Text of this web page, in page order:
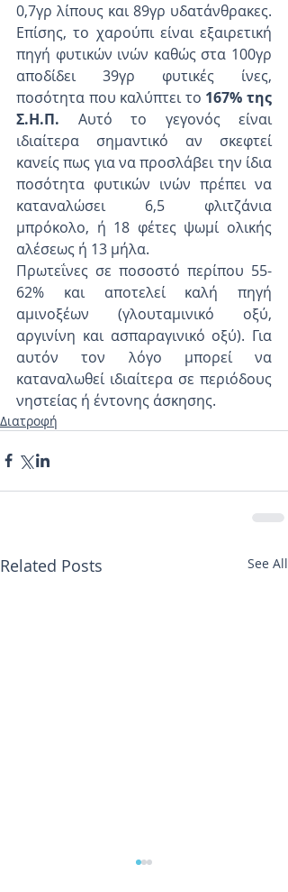
0,7γρ λίπους και 89γρ υδατάνθρακες.
Επίσης, το χαρούπι είναι εξαιρετική
πηγή φυτικών ινών καθώς στα 100γρ
αποδίδει 39γρ φυτικές ίνες,
ποσότητα που καλύπτει το 167% της
Σ.Η.Π. Αυτό το γεγονός είναι
ιδιαίτερα σημαντικό αν σκεφτεί
κανείς πως για να προσλάβει την ίδια
ποσότητα φυτικών ινών πρέπει να
καταναλώσει 6,5 φλιτζάνια
μπρόκολο, ή 18 φέτες ψωμί ολικής
αλέσεως ή 13 μήλα.
Πρωτεΐνες σε ποσοστό περίπου 55-
62% και αποτελεί καλή πηγή
αμινοξέων (γλουταμινικό οξύ,
αργινίνη και ασπαραγινικό οξύ). Για
αυτόν τον λόγο μπορεί να
καταναλωθεί ιδιαίτερα σε περιόδους
νηστείας ή έντονης άσκησης.
Διατροφή
Related Posts See All